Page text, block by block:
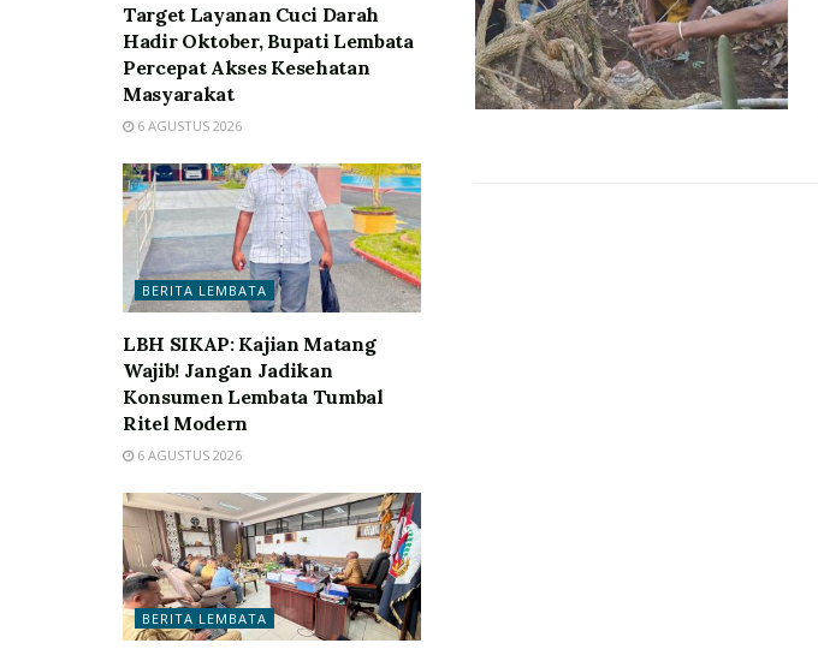
Target Layanan Cuci Darah
Hadir Oktober, Bupati Lembata
Percepat Akses Kesehatan
Masyarakat
6 AGUSTUS 2026
BERITA LEMBATA
LBH SIKAP: Kajian Matang
Wajib! Jangan Jadikan
Konsumen Lembata Tumbal
Ritel Modern
6 AGUSTUS 2026
BERITA LEMBATA